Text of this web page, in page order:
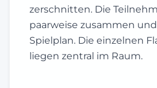
zerschnitten. Die
paarweise zusammen
Spielplan. Die einzelnen
liegen zentral im Raum.